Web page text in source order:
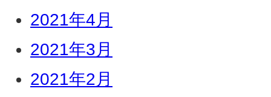
2021年4月
2021年3月
2021年2月